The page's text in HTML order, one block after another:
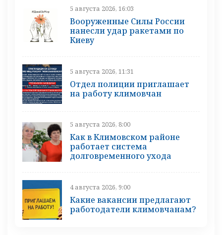
5 августа 2026, 16:03
Вооруженные Силы России
нанесли удар ракетами по
Киеву
5 августа 2026, 11:31
Отдел полиции приглашает
на работу климовчан
5 августа 2026, 8:00
Как в Климовском районе
работает система
долговременного ухода
4 августа 2026, 9:00
Какие вакансии предлагают
работодатели климовчанам?